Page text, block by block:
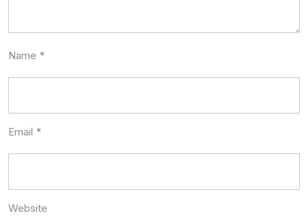
Name *
Email *
Website